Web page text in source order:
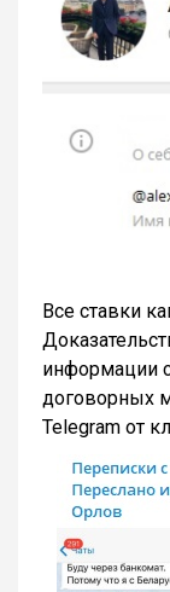
Все ставки
информации
договорных
Telegram от